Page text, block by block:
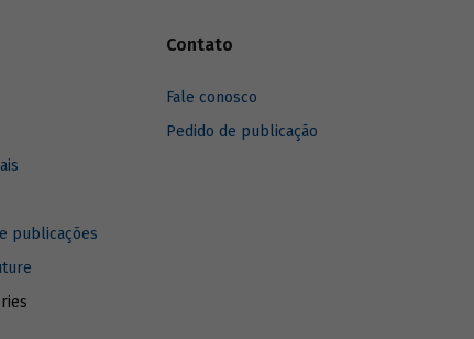
publicações
Contato
Fale conosco
Pedido de publicação